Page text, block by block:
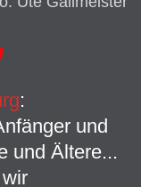
:
und
und Ältere...